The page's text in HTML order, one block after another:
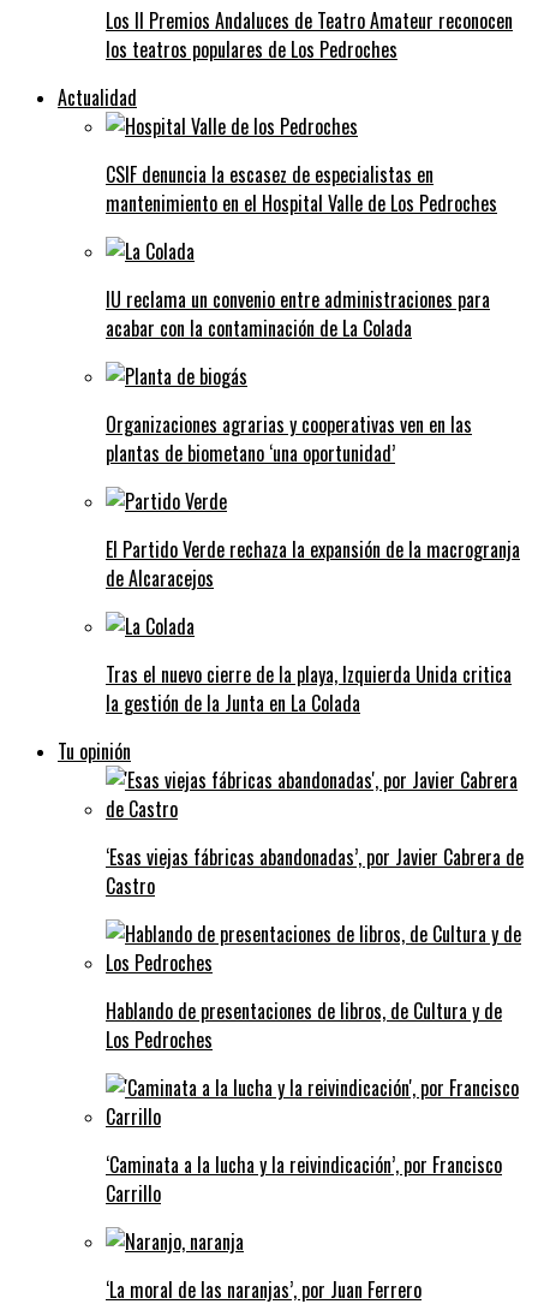
Los II Premios Andaluces de Teatro Amateur reconocen
los teatros populares de Los Pedroches
Actualidad
CSIF denuncia la escasez de especialistas en
mantenimiento en el Hospital Valle de Los Pedroches
IU reclama un convenio entre administraciones para
acabar con la contaminación de La Colada
Organizaciones agrarias y cooperativas ven en las
plantas de biometano ‘una oportunidad’
El Partido Verde rechaza la expansión de la macrogranja
de Alcaracejos
Tras el nuevo cierre de la playa, Izquierda Unida critica
la gestión de la Junta en La Colada
Tu opinión
‘Esas viejas fábricas abandonadas’, por Javier Cabrera de
Castro
Hablando de presentaciones de libros, de Cultura y de
Los Pedroches
‘Caminata a la lucha y la reivindicación’, por Francisco
Carrillo
‘La moral de las naranjas’, por Juan Ferrero